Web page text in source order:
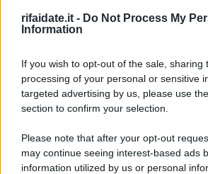
rifaidate.it - Do Not Process My
Information
If you wish to opt-out of the sale, sharing
processing of your personal or sensitive
targeted advertising by us, please use
section to confirm your selection.
Please note that after your opt-out
may continue seeing interest-based ads
information utilized by us or personal